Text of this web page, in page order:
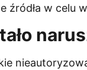
w celu